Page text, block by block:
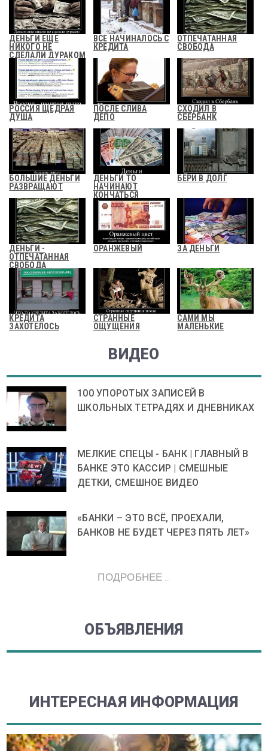
ДЕНЬГИ ЕЩЕ
НИКОГО НЕ
СДЕЛАЛИ ДУРАКОМ
ВСЕ НАЧИНАЛОСЬ С
КРЕДИТА
ОТПЕЧАТАННАЯ
СВОБОДА
РОССИЯ ЩЕДРАЯ
ДУША
ПОСЛЕ СЛИВА
ДЕПО
СХОДИЛ В
СБЕРБАНК
БОЛЬШИЕ ДЕНЬГИ
РАЗВРАЩАЮТ
ДЕНЬГИ ТО
НАЧИНАЮТ
КОНЧАТЬСЯ
БЕРИ В ДОЛГ
ДЕНЬГИ -
ОТПЕЧАТАННАЯ
СВОБОДА
ОРАНЖЕВЫЙ ЗА ДЕНЬГИ
КРЕДИТА
ЗАХОТЕЛОСЬ
СТРАННЫЕ
ОЩУЩЕНИЯ
САМИ МЫ
МАЛЕНЬКИЕ
ВИДЕО
100 УПОРОТЫХ ЗАПИСЕЙ В
ШКОЛЬНЫХ ТЕТРАДЯХ И ДНЕВНИКАХ
МЕЛКИЕ СПЕЦЫ - БАНК | ГЛАВНЫЙ В
БАНКЕ ЭТО КАССИР | СМЕШНЫЕ
ДЕТКИ, СМЕШНОЕ ВИДЕО
«БАНКИ – ЭТО ВСЁ, ПРОЕХАЛИ,
БАНКОВ НЕ БУДЕТ ЧЕРЕЗ ПЯТЬ ЛЕТ»
ПОДРОБНЕЕ ...
ОБЪЯВЛЕНИЯ
ИНТЕРЕСНАЯ ИНФОРМАЦИЯ